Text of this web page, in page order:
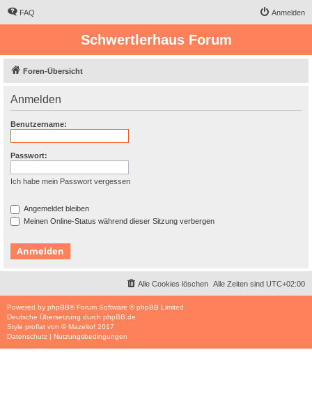
FAQ Anmelden
Schwertlerhaus Forum
Foren-Übersicht
Anmelden
Benutzername:
Passwort:
Ich habe mein Passwort vergessen
Angemeldet bleiben
Meinen Online-Status während dieser Sitzung verbergen
Alle Zeiten sind UTC+02:00
Alle Cookies löschen
Powered by phpBB® Forum Software © phpBB Limited
Deutsche Übersetzung durch phpBB.de
Style proflat von ©Mazeltof 2017
Datenschutz | Nutzungsbedingungen